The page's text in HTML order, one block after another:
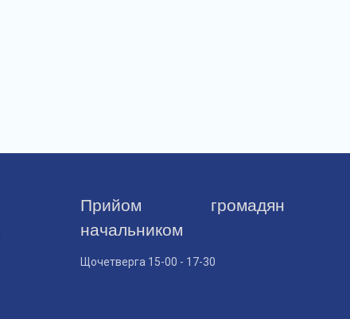
Прийом громадян
начальником
Щочетверга 15-00 - 17-30